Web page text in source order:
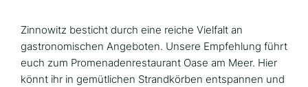
Zinnowitz besticht durch eine reiche Vielfalt an
gastronomischen Angeboten. Unsere Empfehlung führt
euch zum Promenadenrestaurant Oase am Meer. Hier
könnt ihr in gemütlichen Strandkörben entspannen und